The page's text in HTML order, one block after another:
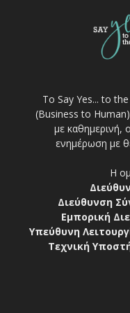
Το Say Yes... to
(Business to
με καθημερινή,
ενημέρωση με
Η
Διεύθυνση
Εμπορική
Υπεύθυνη
Τεχνική